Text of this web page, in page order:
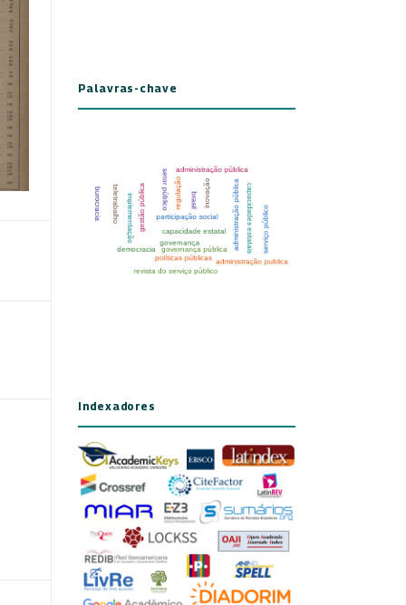
Palavras-chave
Indexadores